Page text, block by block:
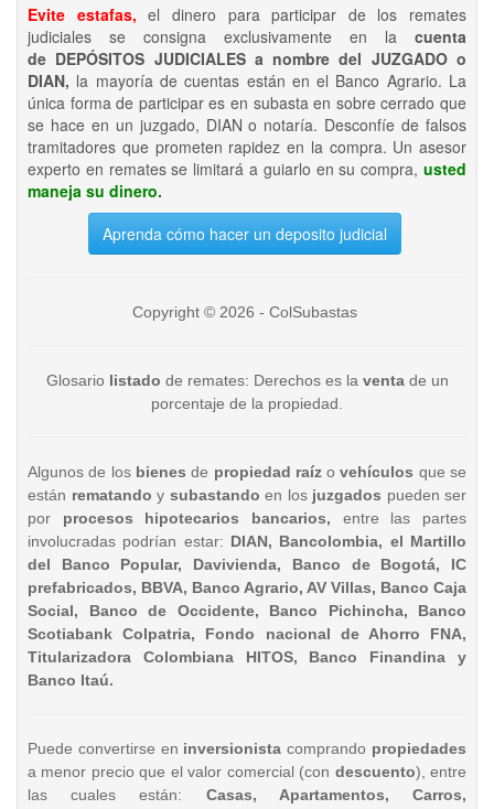
Evite estafas, el dinero para participar de los remates
judiciales se consigna exclusivamente en la cuenta
de DEPÓSITOS JUDICIALES a nombre del JUZGADO o
DIAN, la mayoría de cuentas están en el Banco Agrario. La
única forma de participar es en subasta en sobre cerrado que
se hace en un juzgado, DIAN o notaría. Desconfíe de falsos
tramitadores que prometen rapidez en la compra. Un asesor
experto en remates se limitará a guiarlo en su compra, usted
maneja su dinero.
Aprenda cómo hacer un deposito judicial
Copyright © 2026 - ColSubastas
Glosario listado de remates: Derechos es la ventade un
porcentaje de la propiedad.
Algunos de los bienesde propiedad raízo vehículos que se
están rematando y subastando en los juzgados pueden ser
por procesos hipotecarios bancarios, entre las partes
involucradas podrían estar: DIAN, Bancolombia, el Martillo
del Banco Popular, Davivienda, Banco de Bogotá, IC
prefabricados, BBVA, Banco Agrario, AV Villas, Banco Caja
Social, Banco de Occidente, Banco Pichincha, Banco
Scotiabank Colpatria, Fondo nacional de Ahorro FNA,
Titularizadora Colombiana HITOS, Banco Finandina y
Banco Itaú.
Puede convertirse en inversionista comprando propiedades
a menor precio que el valor comercial (con descuento), entre
las cuales están: Casas, Apartamentos, Carros,